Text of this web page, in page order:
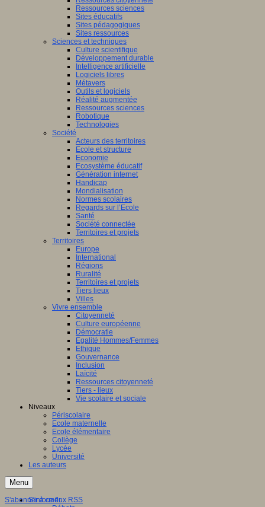
Ressources sciences
Sites éducatifs
Sites pédagogiques
Sites ressources
Sciences et techniques
Culture scientifique
Développement durable
Intelligence artificielle
Logiciels libres
Métavers
Outils et logiciels
Réalité augmentée
Ressources sciences
Robotique
Technologies
Société
Acteurs des territoires
Ecole et structure
Economie
Ecosystème éducatif
Génération internet
Handicap
Mondialisation
Normes scolaires
Regards sur l’Ecole
Santé
Société connectée
Territoires et projets
Territoires
Europe
International
Régions
Ruralité
Territoires et projets
Tiers lieux
Villes
Vivre ensemble
Citoyenneté
Culture européenne
Démocratie
Egalité Hommes/Femmes
Ethique
Gouvernance
Inclusion
Laïcité
Ressources citoyenneté
Tiers - lieux
Vie scolaire et sociale
Niveaux
Périscolaire
Ecole maternelle
Ecole élémentaire
Collège
Lycée
Université
Les auteurs
Menu
S'informer
S'abonner à ce flux RSS